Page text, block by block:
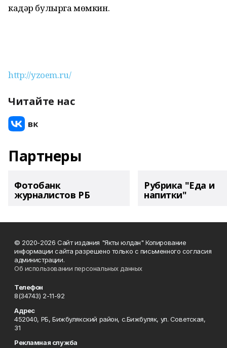
кадәр булырга мөмкин.
http://yzoem.ru/
Читайте нас
Партнеры
Фотобанк
журналистов РБ
Рубрика "Еда и
напитки"
© 2020-2026 Сайт издания "Якты юлдан" Копирование
информации сайта разрешено только с письменного согласия
администрации.
Об использовании персональных данных
Телефон
8(34743) 2-11-92
Адрес
452040, РБ, Бижбулякский район, с.Бижбуляк, ул. Советская,
31
Рекламная служба